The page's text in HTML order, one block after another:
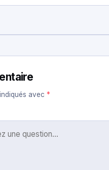
avec *